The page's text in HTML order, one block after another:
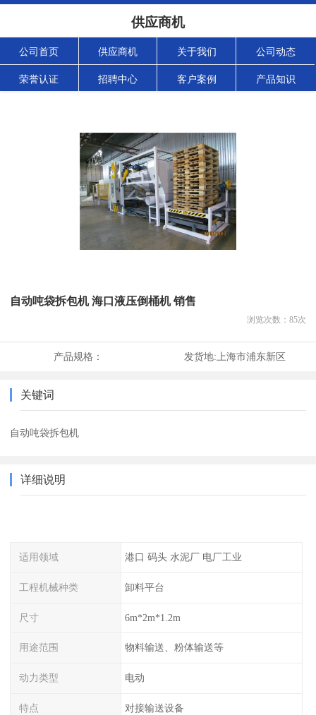
供应商机
公司首页 供应商机 关于我们 公司动态
荣誉认证 招聘中心 客户案例 产品知识
自动吨袋拆包机 海口液压倒桶机 销售
浏览次数： 85次
产品规格： 发货地: 上海市浦东新区
关键词
自动吨袋拆包机
详细说明
适用领域 港口 码头 水泥厂 电厂工业
工程机械种类 卸料平台
尺寸 6m*2m*1.2m
用途范围 物料输送、粉体输送等
动力类型 电动
特点 对接输送设备